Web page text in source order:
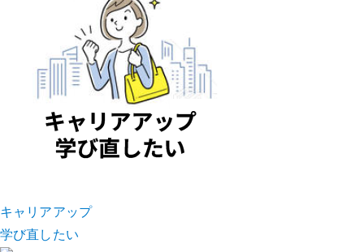
キャリアアップ
学び直したい